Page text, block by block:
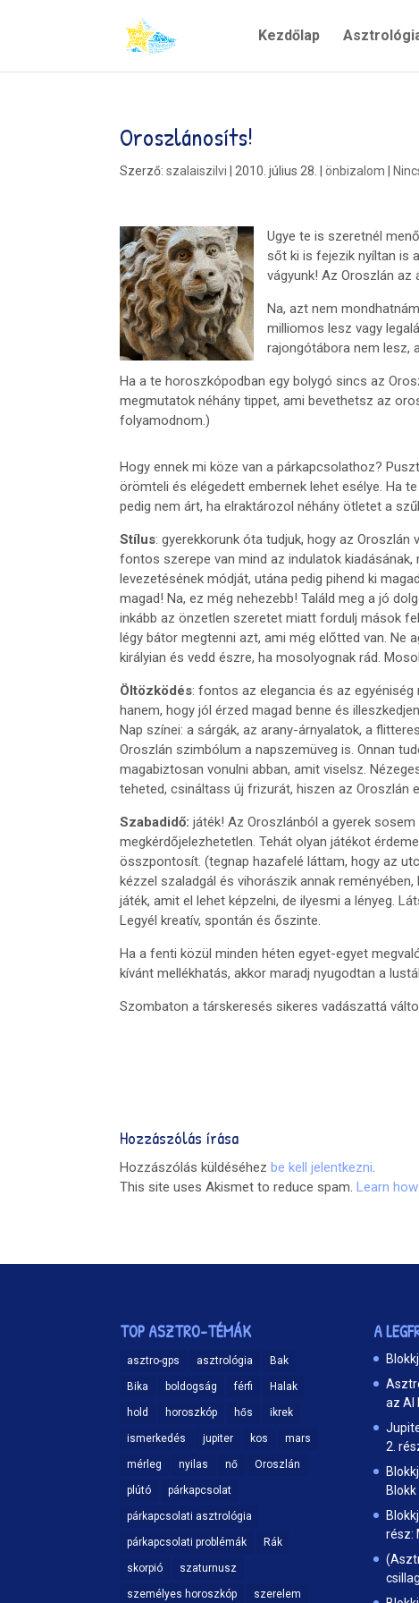
Kezdőlap
Oroszlánosíts!
Szerző:szalaiszilvi 2010. július 28. |önbizalom
Ugye te is szeretnél
sőt ki is fejezik nyíltan is
vágyunk! Az Oroszlán az
Na, azt nem
milliomos lesz vagy
rajongótábora nem lesz,
Ha a te horoszkópodban egy bolygó sincs az
megmutatok néhány tippet, ami bevethetsz az
folyamodnom.)
Hogy ennek mi köze van a párkapcsolathoz?
örömteli és elégedett embernek lehet esélye. Ha
pedig nem árt, ha elraktározol néhány ötletet a
Stílus: gyerekkorunk óta tudjuk, hogy az
fontos szerepe van mind az indulatok
levezetésének módját, utána pedig pihend ki
magad! Na, ez még nehezebb! Találd meg a jó
inkább az önzetlen szeretet miatt fordulj mások
légy bátor megtenni azt, ami még előtted van. Ne
királyian és vedd észre, ha mosolyognak rád.
Öltözködés: fontos az elegancia és az egyéniség
hanem, hogy jól érzed magad benne és
Nap színei: a sárgák, az arany-árnyalatok, a
Oroszlán szimbólum a napszemüveg is. Onnan
magabiztosan vonulni abban, amit viselsz.
teheted, csináltass új frizurát, hiszen az Oroszlán
Szabadidő:játék! Az Oroszlánból a gyerek
megkérdőjelezhetetlen. Tehát olyan játékot
összpontosít. (tegnap hazafelé láttam, hogy az
kézzel szaladgál és vihorászik annak
játék, amit el lehet képzelni, de ilyesmi a lényeg.
Legyél kreatív, spontán és őszinte.
Ha a fenti közül minden héten egyet-egyet
kívánt mellékhatás, akkor maradj nyugodtan a
Szombaton a társkeresés sikeres vadászattá
Hozzászólás írása
Hozzászólás küldéséhezbe kell jelentkezni.
This site uses Akismet to reduce spam.Learn
TOP ASZTRO-TÉMÁK
asztro-gps asztrológia Bak
Bika boldogság férfi Halak
hold horoszkóp hős ikrek
ismerkedés jupiter kos mars
mérleg nyilas nő Oroszlán
plútó párkapcsolat
párkapcsolati asztrológia
párkapcsolati problémák Rák
skorpió szaturnusz
személyes horoszkóp szerelem
A
az AI
2.
rész: